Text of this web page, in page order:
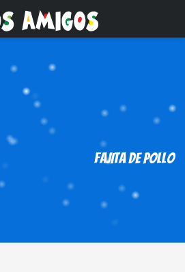
FAJITA DE POLLO